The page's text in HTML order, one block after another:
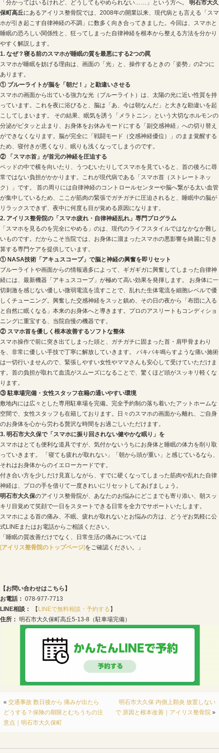
2026.06.16 | Category:接骨院・整骨院 睡眠,頭痛
明石市大久保 寝る前のスマホ 睡眠を悪くする理由 と自
「布団に入ってから、ついついベッドの中でスマホを
「夜、スマホを見るのが毎日の息抜きだけど、最近寝付
い」
明石市大久保周辺にお住まいで、このような習慣をお持
家事や育児、お仕事が一段落した夜のスマホタイムは、
すよね。しかし、寝る前のスマホが、実はお身体に想像
睡眠の質をボロボロに低下させているかもしれません。
「分かってはいるけれど、どうしてもやめられない……
保町高丘にあるアイリス整骨院では、2008年の開業以
ホが引き起こす自律神経の不調」に数多く向き合ってき
睡眠の恐ろしい関係性と、狂ってしまった自律神経を根
やすく解説します。
1. なぜ？寝る前のスマホが睡眠の質を最悪にする2つの罠
スマホが睡眠を妨げる理由は、画面の「光」と、操作す
あります。
① ブルーライトが脳を「朝だ！」と勘違いさせる
スマホの画面から出ている強力な光（ブルーライト）は
っています。これを夜に浴びると、脳は「あ、今は朝な
こしてしまいます。 その結果、眠気を誘う「メラトニ
分泌がピタッと止まり、お身体をお休みモードにする「
ができなくなります。脳が完全に「戦闘モード（交感神
ため、寝付きが悪くなり、眠りも浅くなってしまうので
② 「スマホ首」が首元の神経を圧迫する
ベッドの中で横を向いたり、うつむいたりしてスマホを
常ではない負担がかかります。これが現代病である「ス
ク）」です。 首の周りには自律神経のコントロールセ
が集中しているため、ここが筋肉の緊張でガチガチに圧
リラックスできず、夜中に何度も目が覚める原因になり
2. アイリス整骨院の「スマホ疲れ・自律神経乱れ」専門
「スマホを見るのを完全にやめる」のは、現代のライフ
いものです。だからこそ当院では、お身体に溜まったス
算する専門ケアを提供しています。
① NASA技術「アキュスコープ」で脳と神経の興奮を即
ブルーライトや画面からの情報過多によって、ギガギガ
しくチューニング。興奮した交感神経をスッと鎮め、そ
と自然に眠くなる」本来のお身体へと導きます。プロの
ニングに重宝する、当院自慢の機器です。
② スマホ首を優しく根本改善するソフトな整体
スマホ操作で前に突き出てしまった頭と、ガチガチに固
を、非常に優しい手技で丁寧に解放していきます。 バ
は一切行いませんので、緊張しやすい女性やママさんも
ります。
③ 駐車場完備・女性スタッフ在籍の通いやすい環境